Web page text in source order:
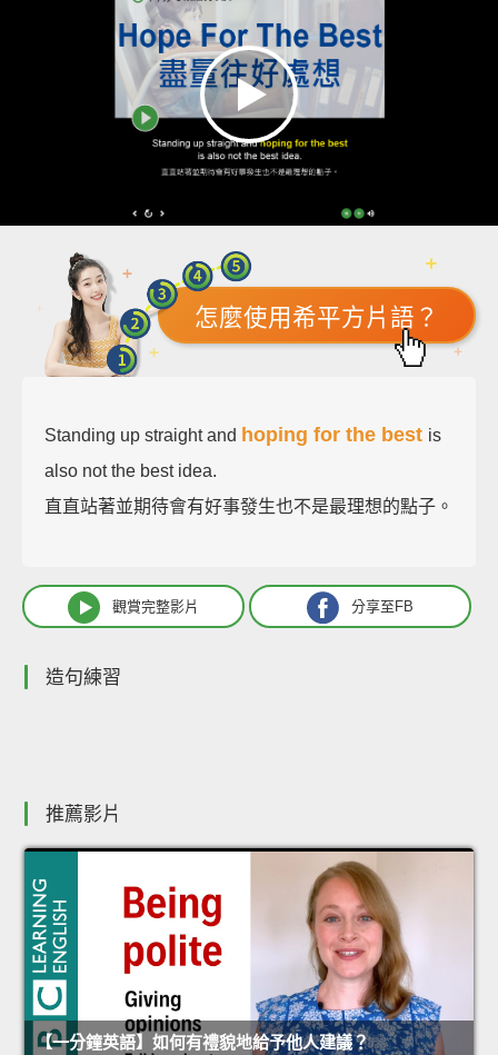
怎麼使用希平方片語？
Standing up straight and hoping for the best is
also not the best idea.
直直站著並期待會有好事發生也不是最理想的點子。
觀賞完整影片 分享至FB
造句練習
推薦影片
【一分鐘英語】如何有禮貌地給予他人建議？